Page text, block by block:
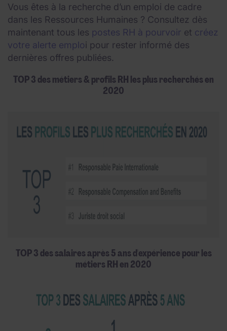
Vous êtes à la recherche d’un emploi de cadre
dans les Ressources Humaines ? Consultez dès
maintenant tous les postes RH à pourvoir et créez
votre alerte emploi pour rester informé des
dernières offres publiées.
TOP 3 des métiers & profils RH les plus recherchés en
2020
TOP 3 des salaires après 5 ans d'expérience pour les
métiers RH en 2020